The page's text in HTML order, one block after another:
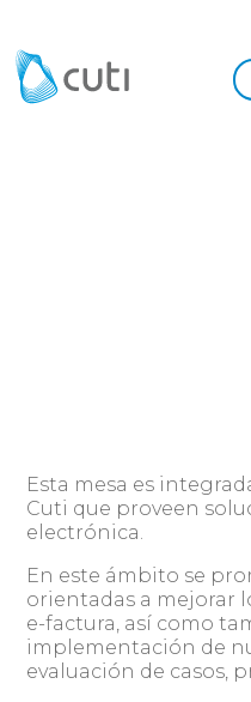
Esta mesa es
Cuti que proveen
electrónica.
En este ámbito se
orientadas a mejorar
e-factura, así como
implementación de
evaluación de casos,